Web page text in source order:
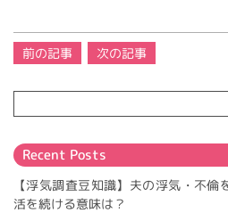
投
稿
ナ
ー
シ
ョ
ン
前の記事 次の記事
Recent Posts
【浮気調査豆知識】夫の浮気・不
活を続ける意味は？